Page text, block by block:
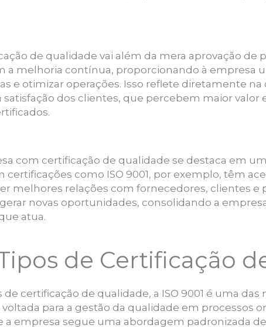
de qualidade vai além da mera aprovação de
melhoria contínua, proporcionando à empresa
e otimizar operações. Isso reflete diretamente
dos clientes, que percebem maior valor
com certificação de qualidade se destaca em
certificações como ISO 9001, por exemplo, têm
melhores relações com fornecedores, clientes e
novas oportunidades, consolidando a
atua.
de Certificação
certificação de qualidade, a ISO 9001 é uma das
para a gestão da qualidade em processos
a empresa segue uma abordagem padronizada